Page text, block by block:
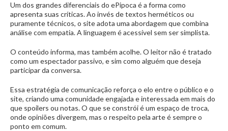
Um dos grandes diferenciais do ePipoca é a forma como
apresenta suas críticas. Ao invés de textos herméticos ou
puramente técnicos, o site adota uma abordagem que combina
análise com empatia. A linguagem é acessível sem ser simplista.
O conteúdo informa, mas também acolhe. O leitor não é tratado
como um espectador passivo, e sim como alguém que deseja
participar da conversa.
Essa estratégia de comunicação reforça o elo entre o público e o
site, criando uma comunidade engajada e interessada em mais do
que spoilers ou notas. O que se constrói é um espaço de troca,
onde opiniões divergem, mas o respeito pela arte é sempre o
ponto em comum.